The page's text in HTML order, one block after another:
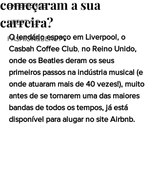
EXPERIENCE
LIFESTYLE
FASHION&BEAUTY
começaram a sua
carreira?
O lendário espaço em Liverpool, o
Casbah Coffee Club, no Reino Unido,
onde os Beatles deram os seus
primeiros passos na indústria musical (e
onde atuaram mais de 40 vezes!), muito
antes de se tornarem uma das maiores
bandas de todos os tempos, já está
disponível para alugar no site Airbnb.